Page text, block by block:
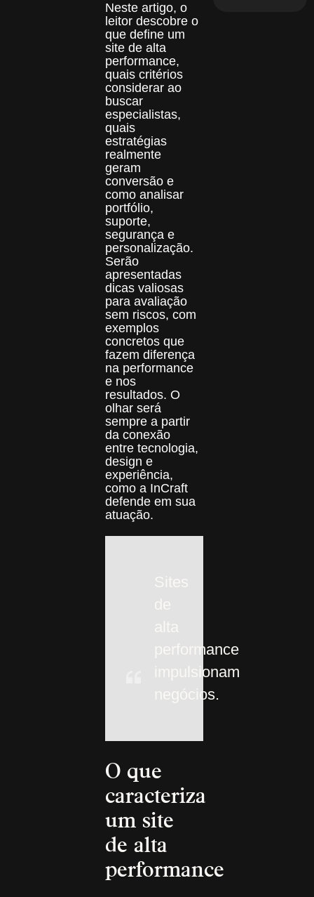
Neste artigo, o
leitor descobre o
que define um
site de alta
performance,
quais critérios
considerar ao
buscar
especialistas,
quais
estratégias
realmente
geram
conversão e
como analisar
portfólio,
suporte,
segurança e
personalização.
Serão
apresentadas
dicas valiosas
para avaliação
sem riscos, com
exemplos
concretos que
fazem diferença
na performance
e nos
resultados. O
olhar será
sempre a partir
da conexão
entre tecnologia,
design e
experiência,
como a InCraft
defende em sua
atuação.
performance
impulsionam
negócios.
O que
caracteriza
um site
de alta
performance